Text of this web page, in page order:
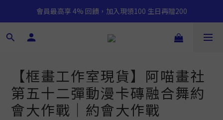
會員最高享 4% 回饋，加入現領100 生日再贈200
【框畫工作室現貨】阿喵畫社
第五十二彈動漫卡磚融合舞約
會大作戰｜約會大作戰